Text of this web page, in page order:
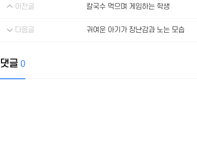
이전글 칼국수 먹으며 게임하는 학생
다음글 귀여운 아기가 장난감과 노는 모습
댓글0